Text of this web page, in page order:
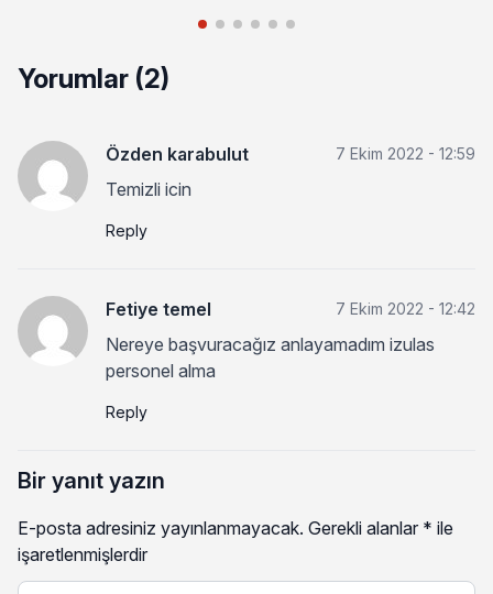
Yorumlar (2)
Özden karabulut 7 Ekim 2022 - 12:59
Temizli icin
Reply
Fetiye temel 7 Ekim 2022 - 12:42
Nereye başvuracağız anlayamadım izulas
personel alma
Reply
Bir yanıt yazın
E-posta adresiniz yayınlanmayacak. Gerekli alanlar * ile
işaretlenmişlerdir